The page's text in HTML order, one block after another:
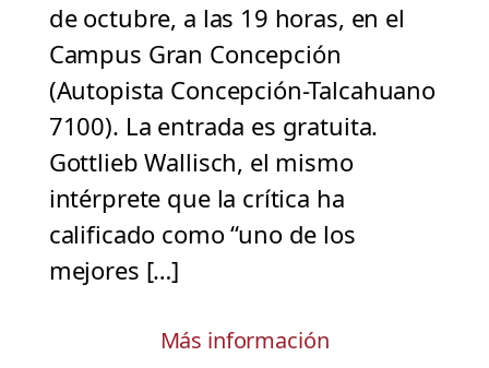
de octubre, a las 19 horas, en el
Campus Gran Concepción
(Autopista Concepción-Talcahuano
7100). La entrada es gratuita.
Gottlieb Wallisch, el mismo
intérprete que la crítica ha
calificado como “uno de los
mejores […]
Más información